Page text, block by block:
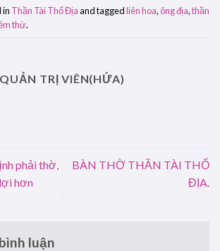
in Thần Tài Thổ Địaand taggedliên hoa,ông địa,thần
thừ.
QUẢN TRỊ VIÊN(HỨA)
phải thờ,
hơn
BÀN THỜ THẦN TÀI THỔ
ĐỊA.
luận